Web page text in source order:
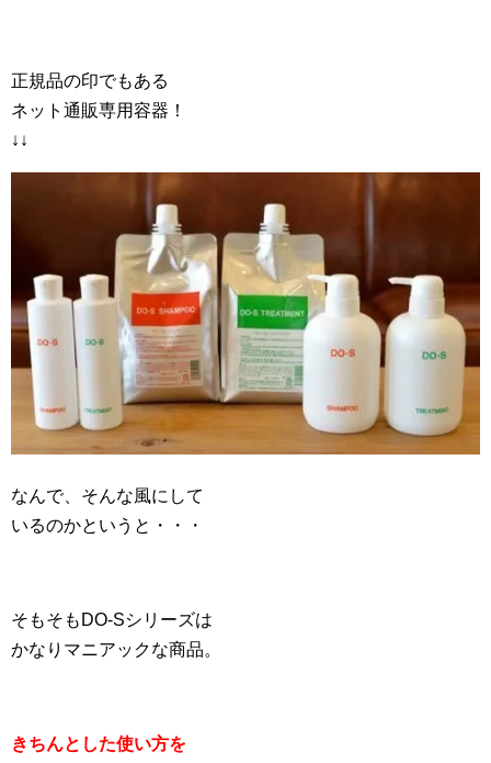
正規品の印でもある
ネット通販専用容器！
↓↓
なんで、そんな風にして
いるのかというと・・・
そもそもDO-Sシリーズは
かなりマニアックな商品。
きちんとした使い方を